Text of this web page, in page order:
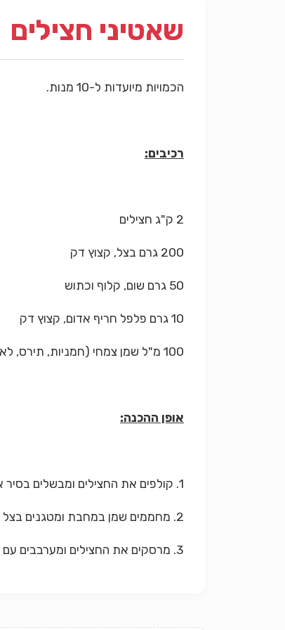
שאטיני חצילים
הכמויות מיועדות ל-10 מנות.
רכיבים:
2 ק"ג חצילים
200 גרם בצל, קצוץ דק
50 גרם שום, קלוף וכתוש
10 גרם פלפל חריף אדום, קצוץ דק
100 מ"ל שמן צמחי (חמניות, תירס, לא שמן זית !)
אופן ההכנה:
1. קולפים את החצילים ומבשלים בסיר אידוי עד להתרככות מספקת.
2. מחממים שמן במחבת ומטגנים בצל ושום עד להזהבה. מוסיפים פלפל חריף. מסירים מן האש.
3. מרסקים את החצילים ומערבבים עם יתר החומרים. מגישים חם או קר.